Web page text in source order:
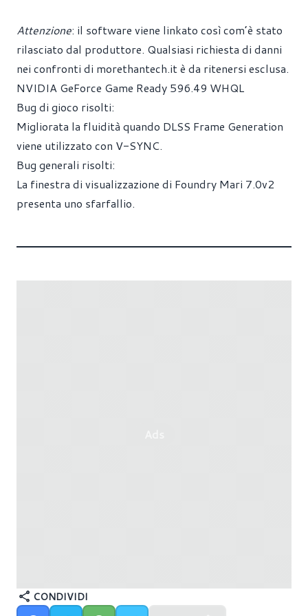
Attenzione: il software viene linkato così com’è stato
rilasciato dal produttore. Qualsiasi richiesta di danni
nei confronti di morethantech.itè da ritenersi esclusa.
NVIDIA GeForce Game Ready 596.49 WHQL
Bug di gioco risolti:
Migliorata la fluidità quando DLSS Frame Generation
viene utilizzato con V-SYNC.
Bug generali risolti:
La finestra di visualizzazione di Foundry Mari 7.0v2
presenta uno sfarfallio.
CONDIVIDI